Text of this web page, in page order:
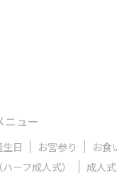
ニュー
生日 お宮参り お食
ーフ成人式）
成人